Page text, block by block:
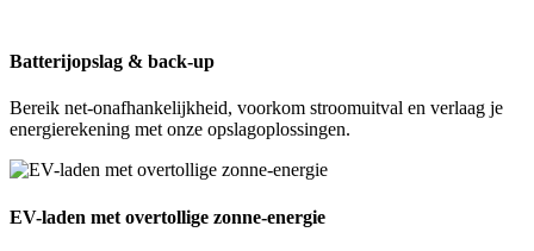
Batterijopslag & back-up
Bereik net-onafhankelijkheid, voorkom stroomuitval en verlaag je
energierekening met onze opslagoplossingen.
EV-laden met overtollige zonne-energie